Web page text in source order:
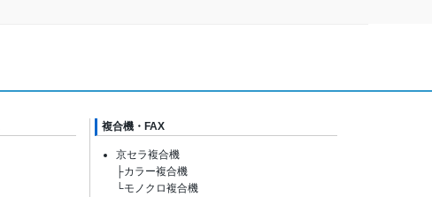
複合機・FAX
京セラ複合機
├カラー複合機
└モノクロ複合機